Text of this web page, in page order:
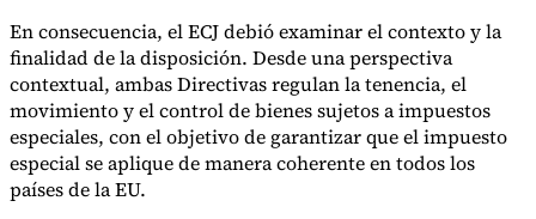
En consecuencia, el ECJ debió examinar el contexto y la
finalidad de la disposición. Desde una perspectiva
contextual, ambas Directivas regulan la tenencia, el
movimiento y el control de bienes sujetos a impuestos
especiales, con el objetivo de garantizar que el impuesto
especial se aplique de manera coherente en todos los
países de la EU.